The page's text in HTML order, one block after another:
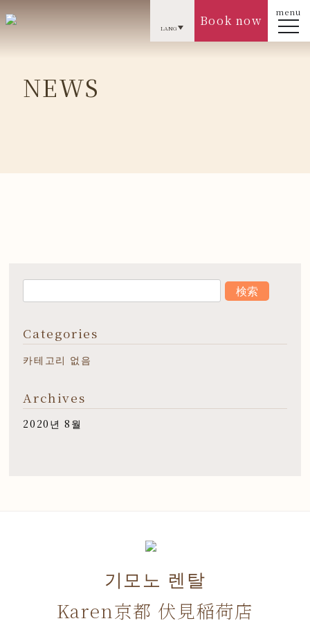
menu
Book now
LANG
NEWS
Categories
카테고리 없음
Archives
2020년 8월
기모노 렌탈
Karen京都 伏見稲荷店